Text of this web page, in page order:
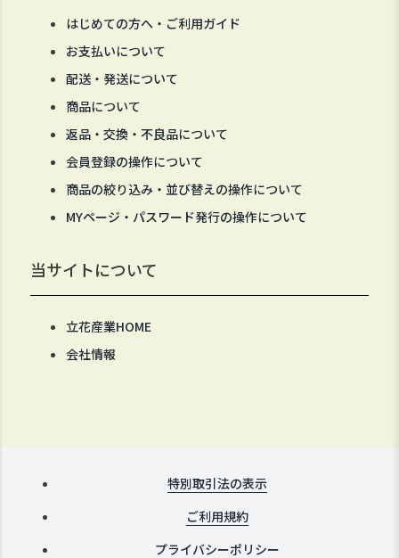
はじめての方へ・ご利用ガイド
お支払いについて
配送・発送について
商品について
返品・交換・不良品について
会員登録の操作について
商品の絞り込み・並び替えの操作について
MYページ・パスワード発行の操作について
当サイトについて
立花産業HOME
会社情報
特別取引法の表示
ご利用規約
プライバシーポリシー